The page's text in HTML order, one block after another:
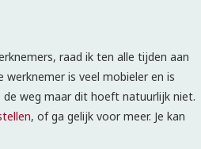
raad ik ten alle tijden aan
is veel mobieler en is
weg maar dit hoeft natuurlijk niet.
, of ga gelijk voor meer. Je kan